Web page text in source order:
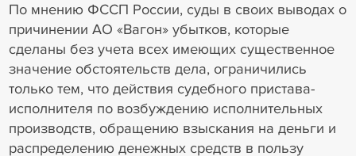
По мнению ФССП России, суды в своих выводах о
причинении АО «Вагон» убытков, которые
сделаны без учета всех имеющих существенное
значение обстоятельств дела, ограничились
только тем, что действия судебного пристава-
исполнителя по возбуждению исполнительных
производств, обращению взыскания на деньги и
распределению денежных средств в пользу